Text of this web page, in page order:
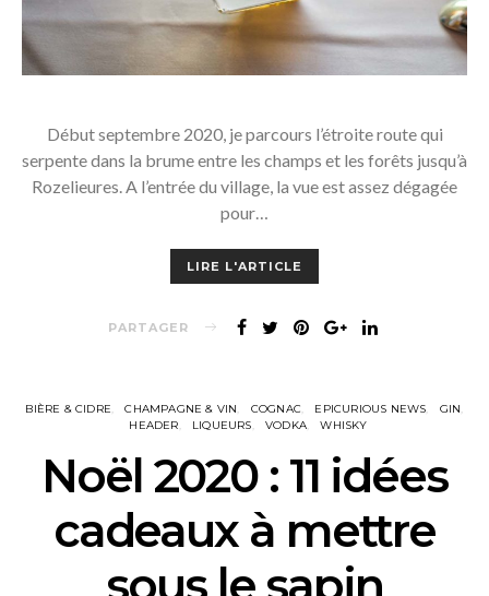
Début septembre 2020, je parcours l’étroite route qui
serpente dans la brume entre les champs et les forêts jusqu’à
Rozelieures. A l’entrée du village, la vue est assez dégagée
pour…
LIRE L'ARTICLE
PARTAGER
BIÈRE & CIDRE CHAMPAGNE & VIN COGNAC EPICURIOUS NEWS
GIN
HEADER
LIQUEURS VODKA WHISKY
Noël 2020 : 11 idées
cadeaux à mettre